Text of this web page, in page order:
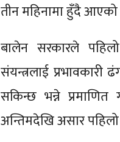
तीन महिनामा हुँदै आएको
बालेन सरकारले
संयन्त्रलाई प्रभावकारी
सकिन्छ भन्ने
अन्तिमदेखि असार पहिलो